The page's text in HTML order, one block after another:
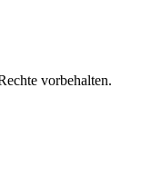
vorbehalten.